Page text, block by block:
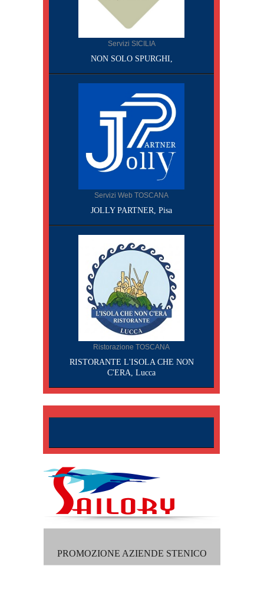
Servizi SICILIA
NON SOLO SPURGHI,
Servizi Web TOSCANA
JOLLY PARTNER, Pisa
Ristorazione TOSCANA
RISTORANTE L'ISOLA CHE NON
C'ERA, Lucca
PROMOZIONE AZIENDE STENICO